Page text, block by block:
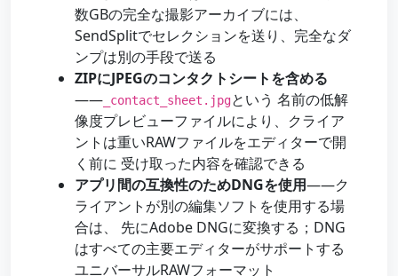
数GBの完全な撮影アーカイブには、
SendSplitでセレクションを送り、完全なダ
ンプは別の手段で送る
ZIPにJPEGのコンタクトシートを含める
—— _contact_sheet.jpgという 名前の低解
像度プレビューファイルにより、クライア
ントは重いRAWファイルをエディターで開
く前に 受け取った内容を確認できる
アプリ間の互換性のためDNGを使用——ク
ライアントが別の編集ソフトを使用する場
合は、 先にAdobe DNGに変換する；DNG
はすべての主要エディターがサポートする
ユニバーサルRAWフォーマット